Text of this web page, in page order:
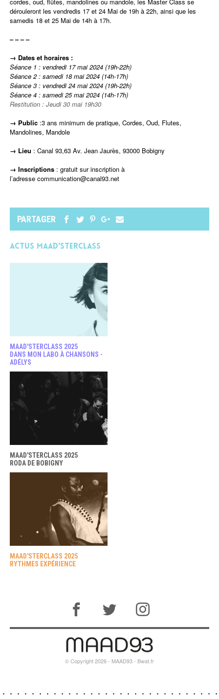
dérouleront les vendredis 17 et 24 Mai de 19h à 22h, ainsi que les
samedis 18 et 25 Mai de 14h à 17h.
– – – –
→ Dates et horaires :
Séance 1 : vendredi 17 mai 2024 (19h-22h)
Séance 2 : samedi 18 mai 2024 (14h-17h)
Séance 3 : vendredi 24 mai 2024 (19h-22h)
Séance 4 : samedi 25 mai 2024 (14h-17h)
Restitution : Jeudi 30 mai 19h30
→ Public :3 ans minimum de pratique, Cordes, Oud, Flutes,
Mandolines, Mandole
→ Lieu : Canal 93,63 Av. Jean Jaurès, 93000 Bobigny
→ Inscriptions : gratuit sur inscription à
l’adresse communication@canal93.net
PARTAGER
Actus MAAD'STERCLASS
MAAD'STERCLASS 2025
DANS MON LABO À CHANSONS -
ADÉLYS
MAAD'STERCLASS 2025
RODA DE BOBIGNY
MAAD'STERCLASS 2025
RYTHMES EXPÉRIENCE
© Copyright 2026 - MAAD93 - Bwat.fr